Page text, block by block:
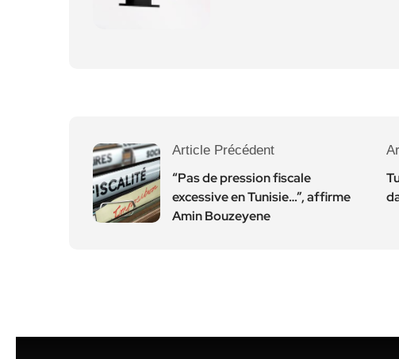
Article Précédent
“Pas de pression fiscale
excessive en Tunisie…”, affirme
Amin Bouzeyene